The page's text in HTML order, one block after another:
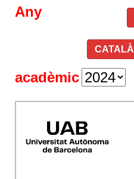
CATALÀ
Any
acadèmic